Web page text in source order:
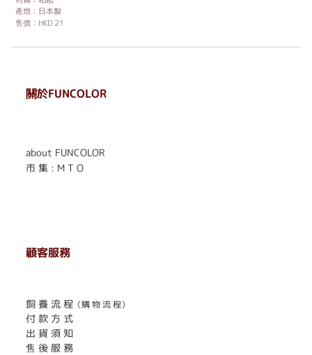
產地：日本製
售價：HKD 21
關於FUNCOLOR
about FUNCOLOR
市 集 : M T O
顧客服務
飼 養 流 程 （購 物 流 程）
付 款 方 式
出 貨 須 知
售 後 服 務